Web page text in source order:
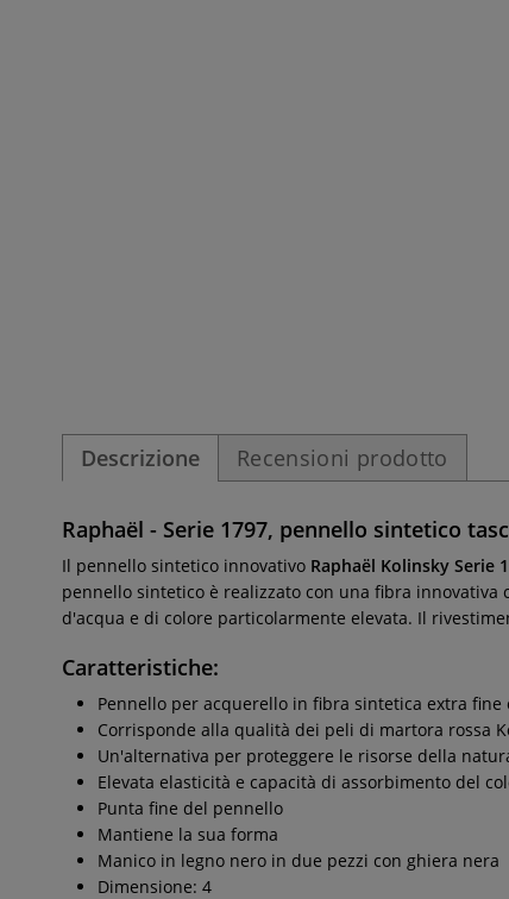
Descrizione Recensioni prodotto
Raphaël - Serie 1797, pennello sintetico
Il pennello sintetico innovativo Raphaël Kolinsky Serie
pennello sintetico è realizzato con una fibra
d'acqua e di colore particolarmente elevata. Il
Caratteristiche:
Pennello per acquerello in fibra sintetica extra fine
Corrisponde alla qualità dei peli di martora rossa
Un'alternativa per proteggere le risorse della
Elevata elasticità e capacità di assorbimento del
Punta fine del pennello
Mantiene la sua forma
Manico in legno nero in due pezzi con ghiera nera
Dimensione: 4